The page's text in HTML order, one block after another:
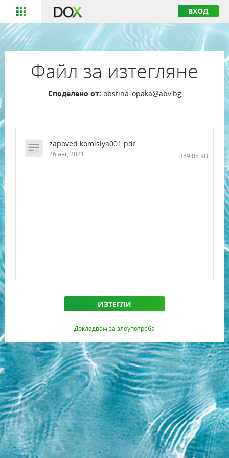
ВХОД
Файл за изтегляне
Споделено от: obstina_opaka@abv.bg
zapoved komisiya001.pdf
26 авг, 2021 389.05 KB
ИЗТЕГЛИ
Докладвам за злоупотреба